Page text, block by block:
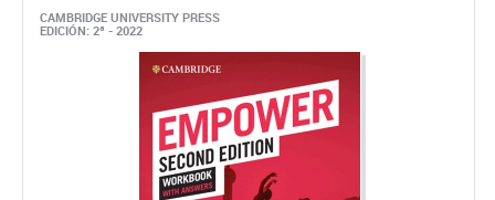
CAMBRIDGE UNIVERSITY PRESS
EDICIÓN: 2ª - 2022